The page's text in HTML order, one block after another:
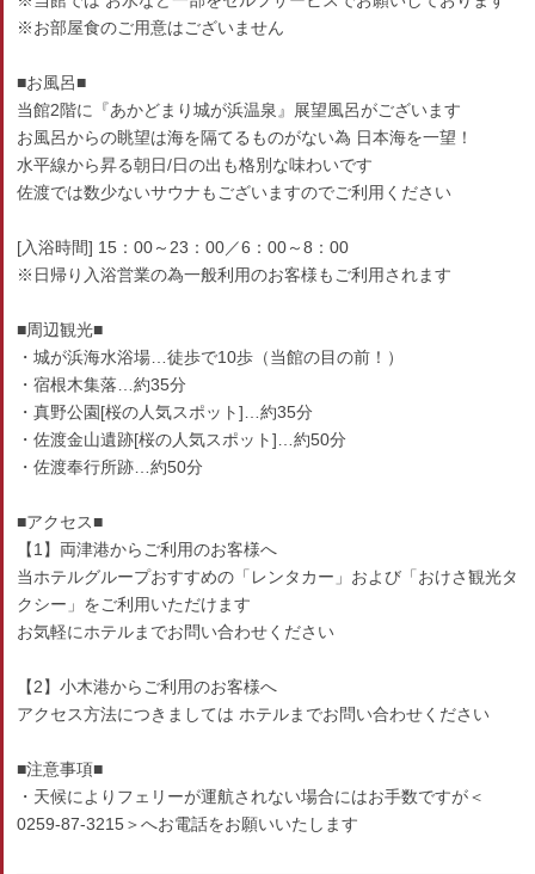
※お部屋食のご用意はございません
■お風呂■
当館2階に『あかどまり城が浜温泉』展望風呂がございます
お風呂からの眺望は海を隔てるものがない為 日本海を一望！
水平線から昇る朝日/日の出も格別な味わいです
佐渡では数少ないサウナもございますのでご利用ください
[入浴時間] 15：00～23：00／6：00～8：00
※日帰り入浴営業の為一般利用のお客様もご利用されます
■周辺観光■
・城が浜海水浴場…徒歩で10歩（当館の目の前！）
・宿根木集落…約35分
・真野公園[桜の人気スポット]…約35分
・佐渡金山遺跡[桜の人気スポット]…約50分
・佐渡奉行所跡…約50分
■アクセス■
【1】両津港からご利用のお客様へ
当ホテルグループおすすめの「レンタカー」および「おけさ観光タ
クシー」をご利用いただけます
お気軽にホテルまでお問い合わせください
【2】小木港からご利用のお客様へ
アクセス方法につきましては ホテルまでお問い合わせください
■注意事項■
・天候によりフェリーが運航されない場合にはお手数ですが＜
0259-87-3215＞へお電話をお願いいたします